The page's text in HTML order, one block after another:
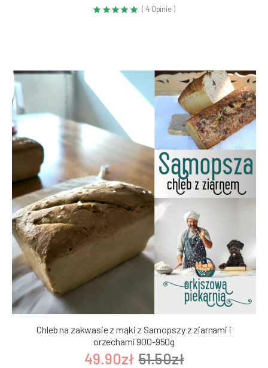
( 4 Opinie )
Chleb na zakwasie z mąki z Samopszy z ziarnami i
orzechami 900-950g
49.90zł 51.50zł